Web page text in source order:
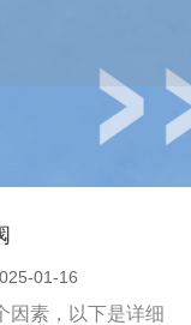
01-16
因素，以下是详细